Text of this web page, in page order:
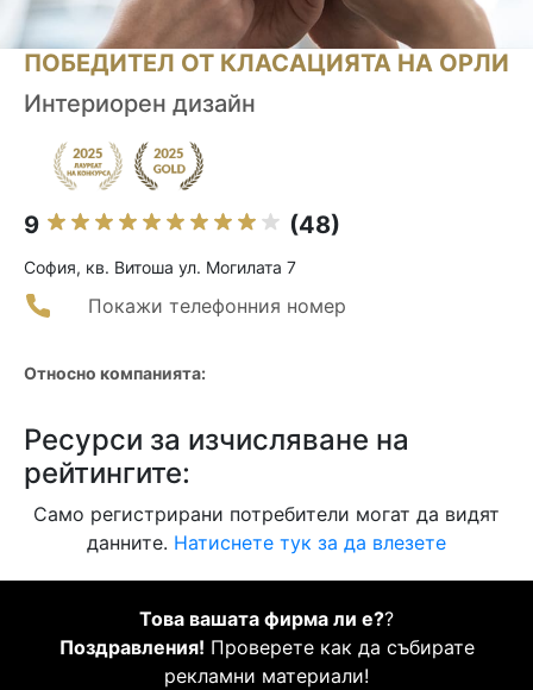
ПОБЕДИТЕЛ ОТ КЛАСАЦИЯТА НА ОРЛИ
Интериорен дизайн
9 (48)
София, кв. Витоша ул. Могилата 7
Покажи телефонния номер
Относно компанията:
Ресурси за изчисляване на
рейтингите:
Само регистрирани потребители могат да видят
данните. Натиснете тук за да влезете
Това вашата фирма ли е??
Поздравления! Проверете как да събирате
рекламни материали!